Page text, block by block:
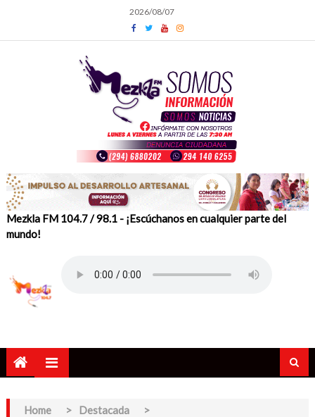
content
2026/08/07
Mezkla FM 104.7 / 98.1 - ¡Escúchanos en cualquier parte del
mundo!
Home > Destacada
>